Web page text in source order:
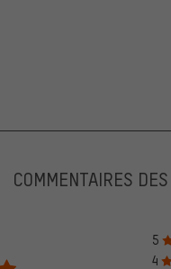
COMMENTAIRES
5
4